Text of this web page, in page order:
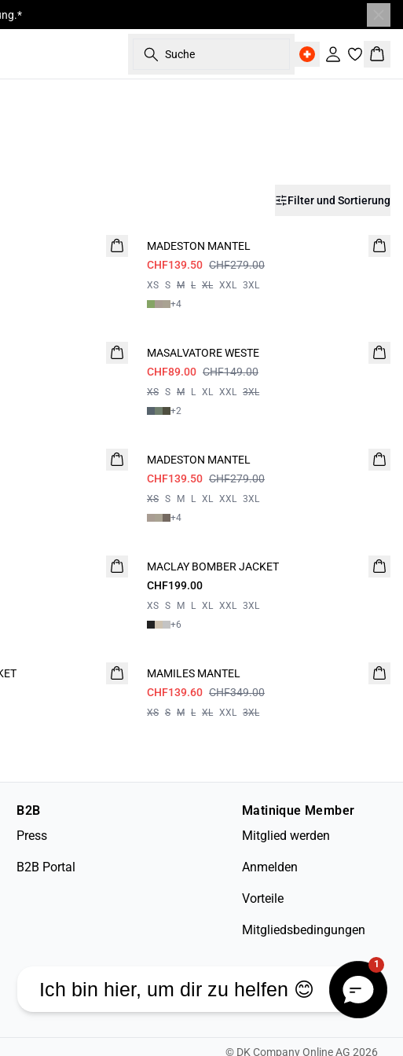
Suche
Einloggen
Filter und Sortierung
MADESTON MANTEL
CHF139.50 CHF279.00
XS S M L XL XXL 3XL
+4
MASALVATORE WESTE
CHF89.00 CHF149.00
XS S M L XL XXL 3XL
+2
MADESTON MANTEL
CHF139.50 CHF279.00
XS S M L XL XXL 3XL
+4
NEUHEIT
MACLAY BOMBER JACKET
CHF199.00
XS S M L XL XXL 3XL
+6
MAMILES MANTEL
CHF139.60 CHF349.00
XS S M L XL XXL 3XL
B2B
Press
B2B Portal
Matinique Member
Mitglied werden
Anmelden
Vorteile
Mitgliedsbedingungen
© DK Company Online AG 2026
1
Ich bin hier, um dir zu helfen 😊